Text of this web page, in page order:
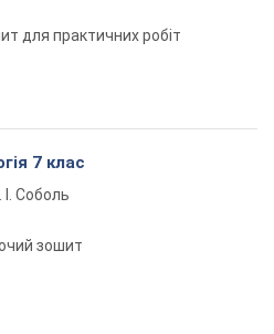
для практичних робіт
7 клас
І. Соболь
зошит